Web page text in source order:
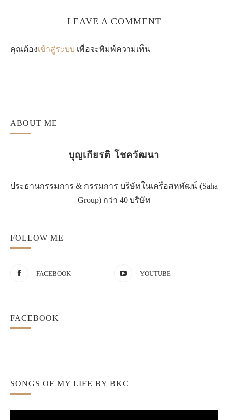
LEAVE A COMMENT
คุณต้องเข้าสู่ระบบ เพื่อจะพิมพ์ความเห็น
ABOUT ME
บุญเกียรติ โชควัฒนา
ประธานกรรมการ & กรรมการ บริษัทในเครือสหพัฒน์ (Saha
Group) กว่า 40 บริษัท
FOLLOW ME
FACEBOOK YOUTUBE
FACEBOOK
SONGS OF MY LIFE BY BKC